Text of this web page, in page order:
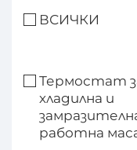
ВСИЧКИ
Термостат
хладилна и
работна